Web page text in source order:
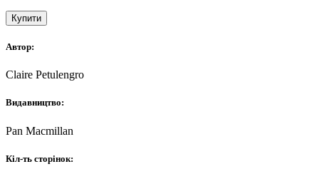
Купити
Автор:
Claire Petulengro
Видавництво:
Pan Macmillan
Кіл-ть сторінок: